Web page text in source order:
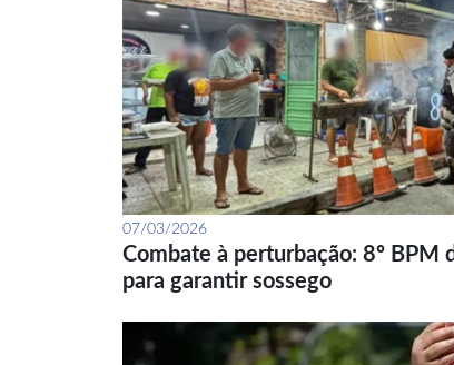
07/03/2026
Combate à perturbação: 8º BPM
para garantir sossego